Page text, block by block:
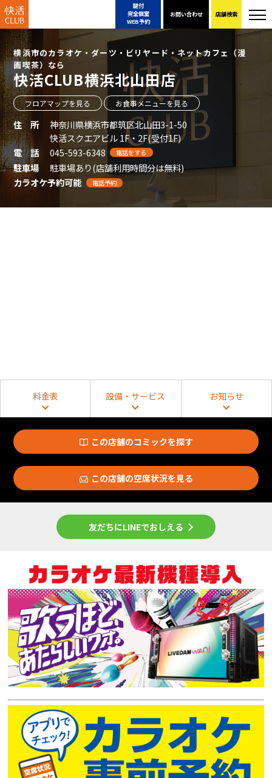
鍵付
完全個室
WEB予約
お問い合わせ 店舗検索
横浜市のカラオケ・ダーツ・ビリヤード・ネットカフェ（漫
画喫茶）なら
快活CLUB横浜北山田店
フロアマップを見る お食事メニューを見る
住 所
神奈川県横浜市都筑区北山田3-1-50
快活スクエアビル 1F・2F(受付1F)
電 話
045-593-6348 電話をする
駐車場
駐車場あり(店舗利用時間分は無料)
カラオケ予約可能
電話予約
料金表 設備・サービス お知らせ
この店舗のコミックを探す
この店舗の空席状況を見る
友だちにLINEでおしえる